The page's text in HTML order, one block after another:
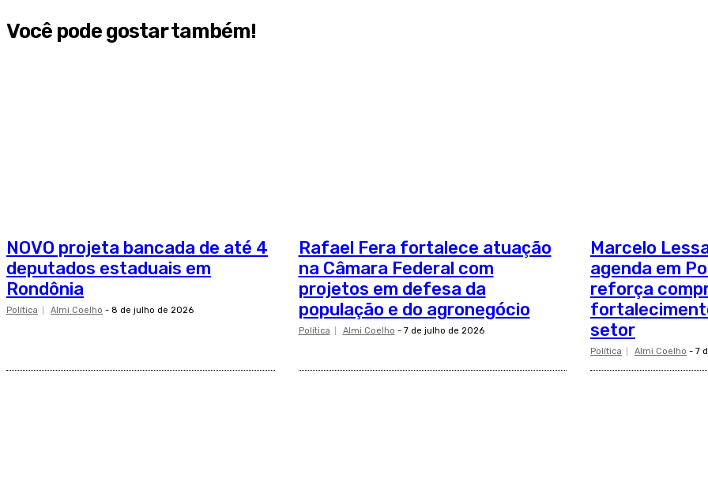
Você pode gostar também!
NOVO projeta bancada de até 4
deputados estaduais em
Rondônia
Política Almi Coelho - 8 de julho de 2026
Rafael Fera fortalece atuação
na Câmara Federal com
projetos em defesa da
população e do agronegócio
Política Almi Coelho - 7 de julho de 2026
Marcelo
agenda em
reforça
setor
Política Almi Coelho - 7